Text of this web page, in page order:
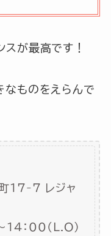
が最高です！
なものをえらんで
17-7 レジャ
14：00(L.O)